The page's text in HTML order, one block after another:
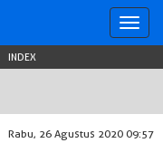
INDEX
Rabu, 26 Agustus 2020 09:57